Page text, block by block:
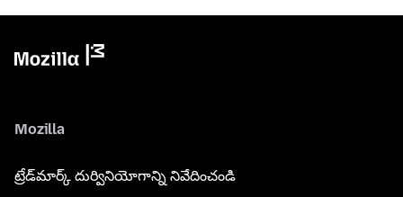
Mozilla
ట్రేడ్‌మార్క్ దుర్వినియోగాన్ని నివేదించండి